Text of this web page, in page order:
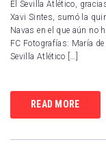
El Sevilla Atlético,
Xavi Sintes, sumó la
Navas en el que aún no
FC Fotografías: María
Sevilla Atlético […]
READ MORE